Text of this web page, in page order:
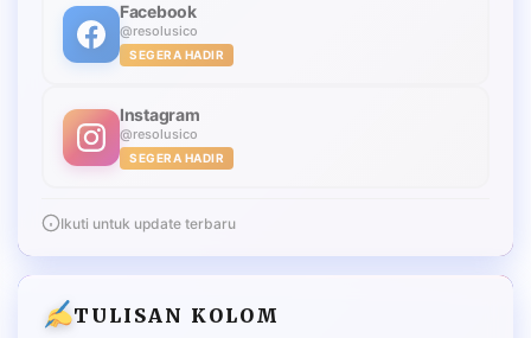
Facebook
@resolusico
SEGERA HADIR
Instagram
@resolusico
SEGERA HADIR
Ikuti untuk update terbaru
TULISAN KOLOM